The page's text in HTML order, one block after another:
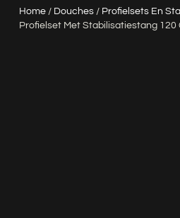
Home/ Douches/ Profielsets En
Profielset Met Stabilisatiestang 120